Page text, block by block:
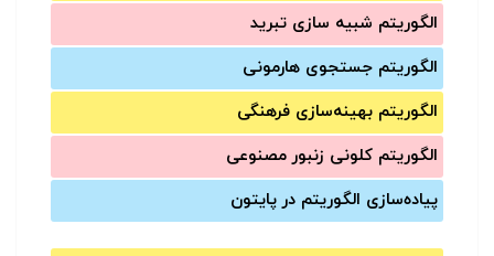
الگوریتم شبیه سازی تبرید
الگوریتم جستجوی هارمونی
الگوریتم بهینه‌سازی فرهنگی
الگوریتم کلونی زنبور مصنوعی
پیاده‌سازی الگوریتم در پایتون